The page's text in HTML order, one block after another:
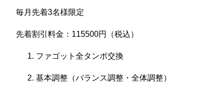
毎月先着3名様限定
先着割引料金：115500円（税込）
ファゴット全タンポ交換
基本調整（バランス調整・全体調整）